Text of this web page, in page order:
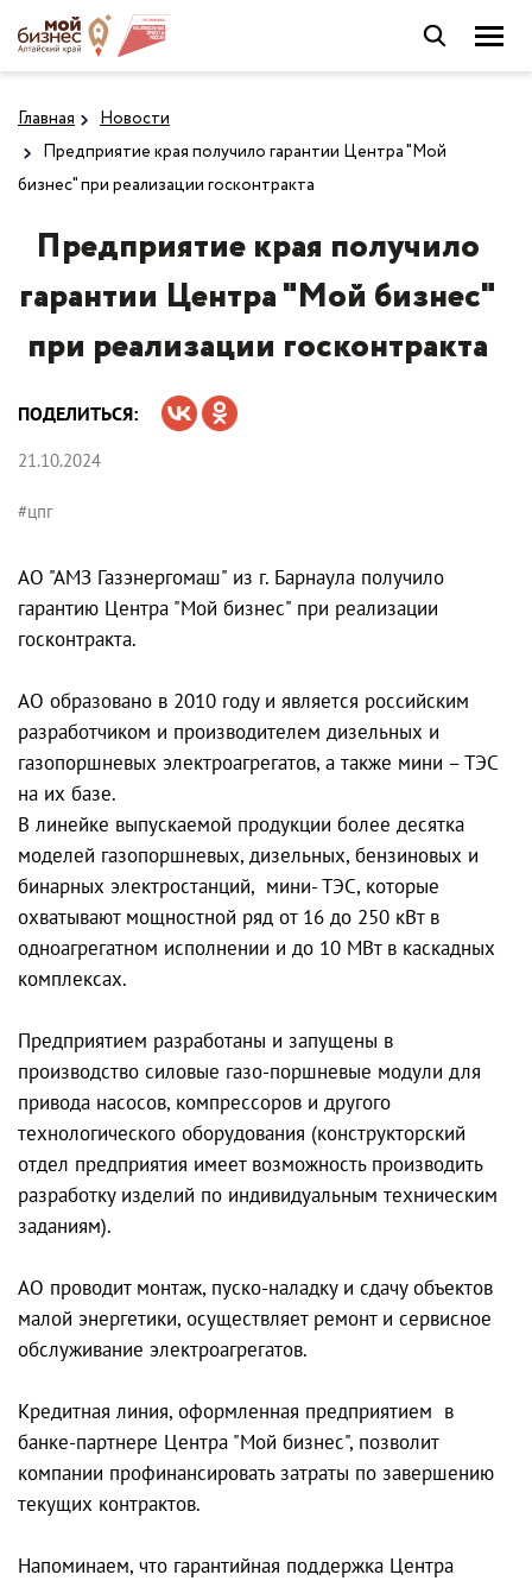
Главная
Новости
Предприятие края получило гарантии Центра "Мой
бизнес" при реализации госконтракта
Предприятие края получило
гарантии Центра "Мой бизнес"
при реализации госконтракта
ПОДЕЛИТЬСЯ:
21.10.2024
#цпг
АО "АМЗ Газэнергомаш" из г. Барнаула получило
гарантию Центра "Мой бизнес" при реализации
госконтракта.
АО образовано в 2010 году и является российским
разработчиком и производителем дизельных и
газопоршневых электроагрегатов, а также мини – ТЭС
на их базе.
В линейке выпускаемой продукции более десятка
моделей газопоршневых, дизельных, бензиновых и
бинарных электростанций, мини- ТЭС, которые
охватывают мощностной ряд от 16 до 250 кВт в
одноагрегатном исполнении и до 10 МВт в каскадных
комплексах.
Предприятием разработаны и запущены в
производство силовые газо-поршневые модули для
привода насосов, компрессоров и другого
технологического оборудования (конструкторский
отдел предприятия имеет возможность производить
разработку изделий по индивидуальным техническим
заданиям).
АО проводит монтаж, пуско-наладку и сдачу объектов
малой энергетики, осуществляет ремонт и сервисное
обслуживание электроагрегатов.
Кредитная линия, оформленная предприятием в
банке-партнере Центра "Мой бизнес", позволит
компании профинансировать затраты по завершению
текущих контрактов.
Напоминаем, что гарантийная поддержка Центра